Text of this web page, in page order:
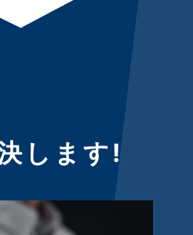
します!